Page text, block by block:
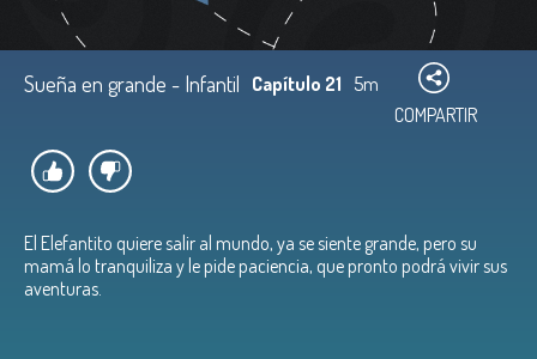
Sueña en grande - Infantil Capítulo 21 5m
COMPARTIR
El Elefantito quiere salir al mundo, ya se siente grande, pero su
mamá lo tranquiliza y le pide paciencia, que pronto podrá vivir sus
aventuras.